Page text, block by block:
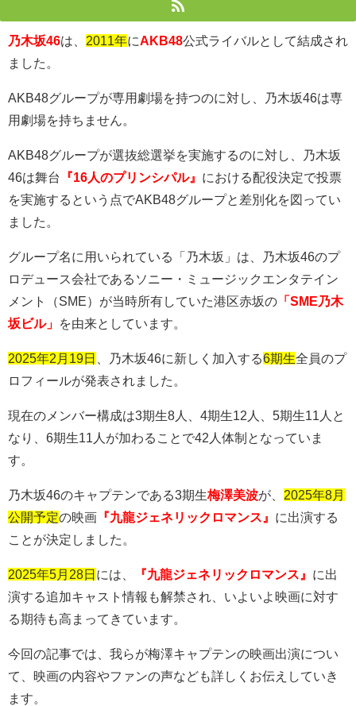
乃木坂46は、 2011年にAKB48公式ライバルとして結成され
ました。
AKB48グループが専用劇場を持つのに対し、乃木坂46は専
用劇場を持ちません。
AKB48グループが選抜総選挙を実施するのに対し、乃木坂
46は舞台 『16人のプリンシパル』 における配役決定で投票
を実施するという点でAKB48グループと差別化を図ってい
ました。
グループ名に用いられている「乃木坂」は、乃木坂46のプ
ロデュース会社であるソニー・ミュージックエンタテイン
メント（SME）が当時所有していた港区赤坂の 「SME乃木
坂ビル」
を由来としています。
2025年2月19日 、乃木坂46に新しく加入する6期生全員のプ
ロフィールが発表されました。
現在のメンバー構成は3期生8 人、 4期生12 人、 5期生11 人と
なり、 6期生11 人が加わることで42 人体制となっていま
す。
乃木坂46のキャプテンである3期生梅澤美波が、 2025年8月
公開予定の映画 『九龍ジェネリックロマンス』 に出演する
ことが決定しました。
2025年5月28日 には、 『九龍ジェネリックロマンス』 に出
演する追加キャスト情報も解禁され、いよいよ映画に対す
る期待も高まってきています。
今回の記事では、我らが梅澤キャプテンの映画出演につい
て、映画の内容やファンの声なども詳しくお伝えしていき
ます。